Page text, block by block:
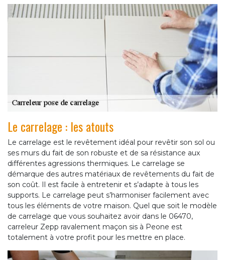
Le carrelage : les atouts
Le carrelage est le revêtement idéal pour revêtir son sol ou
ses murs du fait de son robuste et de sa résistance aux
différentes agressions thermiques. Le carrelage se
démarque des autres matériaux de revêtements du fait de
son coût. Il est facile à entretenir et s’adapte à tous les
supports. Le carrelage peut s’harmoniser facilement avec
tous les éléments de votre maison. Quel que soit le modèle
de carrelage que vous souhaitez avoir dans le 06470,
carreleur Zepp ravalement maçon sis à Peone est
totalement à votre profit pour les mettre en place.